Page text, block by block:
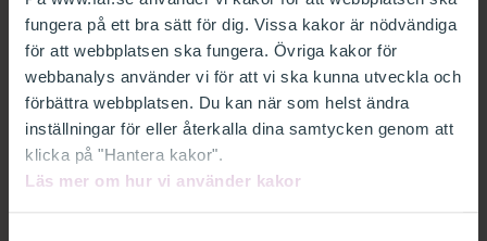
fungera på ett bra sätt för dig. Vissa kakor är nödvändiga
för att webbplatsen ska fungera. Övriga kakor för
webbanalys använder vi för att vi ska kunna utveckla och
förbättra webbplatsen. Du kan när som helst ändra
inställningar för eller återkalla dina samtycken genom att
klicka på "Hantera kakor".
Läs mer om hur vi använder kakor
att du alltid anlitar en Auktoriserad Skatterådgivare
FAR.
En Auktoriserad Skatterådgivare FAR är medlem i
FAR, har genomfört examen för skatterådgivare, har
dokumenterad utbildning och yrkeserfarenhet och följer
FAR:s regler om etik, vidareutbildning och kvalitet.